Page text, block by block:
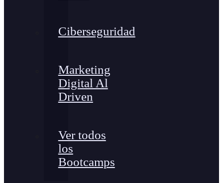
Ciberseguridad
Marketing
Digital Al
Driven
Ver todos
los
Bootcamps